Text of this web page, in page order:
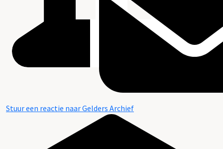
Stuur een reactie naar Gelders Archief